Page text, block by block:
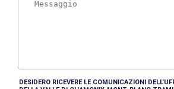
DESIDERO RICEVERE LE COMUNICAZIONI